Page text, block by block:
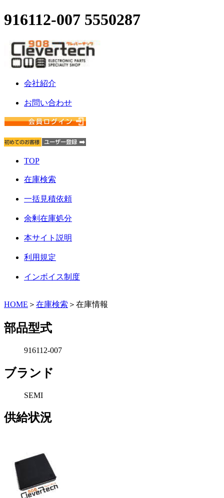
916112-007 5550287
会社紹介
お問い合わせ
TOP
在庫検索
一括見積依頼
余剰在庫処分
本サイト説明
利用規定
インボイス制度
HOME ＞ 在庫検索 ＞在庫情報
部品型式
916112-007
ブランド
SEMI
供給状況